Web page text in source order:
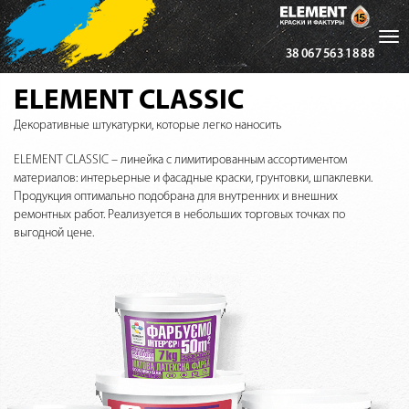
38 067 563 18 88
ELEMENT CLASSIC
Декоративные штукатурки, которые легко наносить
ELEMENT CLASSIC – линейка с лимитированным ассортиментом
материалов: интерьерные и фасадные краски, грунтовки, шпаклевки.
Продукция оптимально подобрана для внутренних и внешних
ремонтных работ. Реализуется в небольших торговых точках по
выгодной цене.